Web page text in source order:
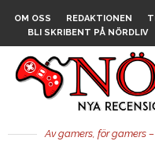
OM OSS REDAKTIONEN
BLI SKRIBENT PÅ NÖRDLIV
Av gamers, för gamers